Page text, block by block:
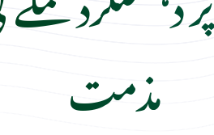
مذمت